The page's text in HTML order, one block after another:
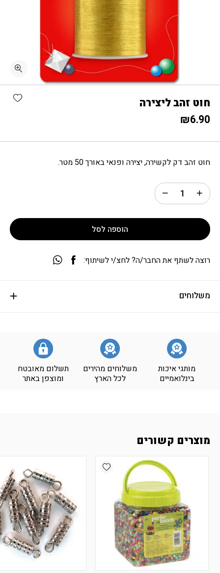
חוט זהב ליצירה
₪6.90
חוט זהב דק לקשירה, יצירה ופנאי באורך 50 מטר.
הוספה לסל
משלוחים
מותגי איכות
בינלואמיים
משלוחים מהירים
לכל הארץ
תשלום מאובטח
ומוצפן באתר
רוצה לשתף את החבר/ה? לחצ/י לשיתוף:
מוצרים קשורים
Add wishlist